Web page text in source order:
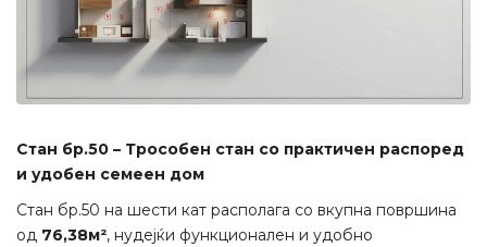
Стан бр.50 – Трособен стан со практичен распоред
и удобен семеен дом
Стан бр.50 на шести кат располага со вкупна површина
од 76,38м², нудејќи функционален и удобно